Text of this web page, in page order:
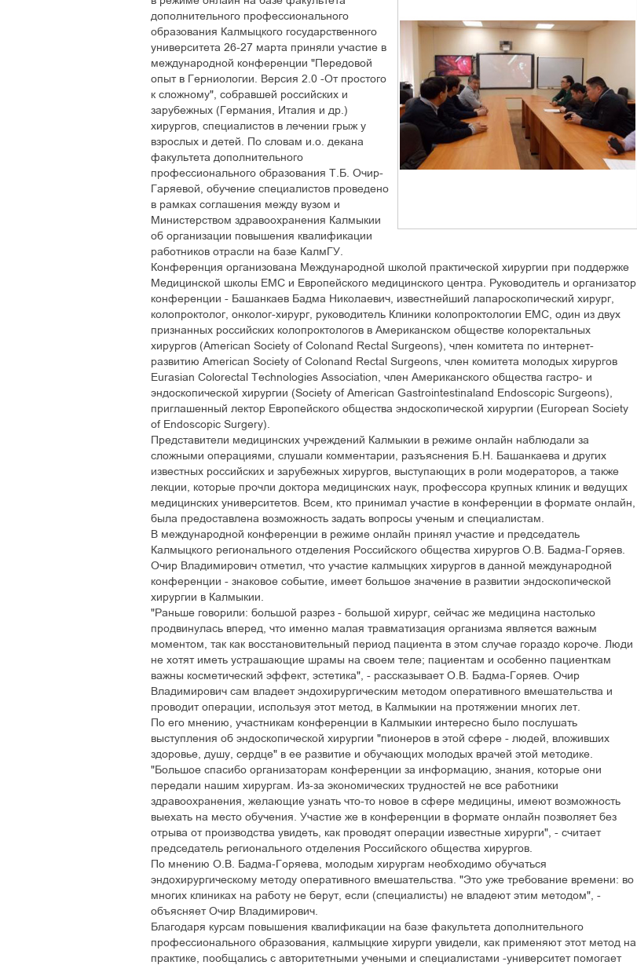
дополнительного профессионального
образования Калмыцкого государственного
университета 26-27 марта приняли участие в
международной конференции "Передовой
опыт в Герниологии. Версия 2.0 -От простого
к сложному", собравшей российских и
зарубежных (Германия, Италия и др.)
хирургов, специалистов в лечении грыж у
взрослых и детей. По словам и.о. декана
факультета дополнительного
профессионального образования Т.Б. Очир-
Гаряевой, обучение специалистов проведено
в рамках соглашения между вузом и
Министерством здравоохранения Калмыкии
об организации повышения квалификации
работников отрасли на базе КалмГУ.
Конференция организована Международной школой практической хирургии при поддержке
Медицинской школы ЕМС и Европейского медицинского центра. Руководитель и организатор
конференции - Башанкаев Бадма Николаевич, известнейший лапароскопический хирург,
колопроктолог, онколог-хирург, руководитель Клиники колопроктологии ЕМС, один из двух
признанных российских колопроктологов в Американском обществе колоректальных
хирургов (American Society of Colonand Rectal Surgeons), член комитета по интернет-
развитию American Society of Colonand Rectal Surgeons, член комитета молодых хирургов
Eurasian Colorectal Technologies Association, член Американского общества гастро- и
эндоскопической хирургии (Society of American Gastrointestinaland Endoscopic Surgeons),
приглашенный лектор Европейского общества эндоскопической хирургии (European Society
of Endoscopic Surgery).
Представители медицинских учреждений Калмыкии в режиме онлайн наблюдали за
сложными операциями, слушали комментарии, разъяснения Б.Н. Башанкаева и других
известных российских и зарубежных хирургов, выступающих в роли модераторов, а также
лекции, которые прочли доктора медицинских наук, профессора крупных клиник и ведущих
медицинских университетов. Всем, кто принимал участие в конференции в формате онлайн,
была предоставлена возможность задать вопросы ученым и специалистам.
В международной конференции в режиме онлайн принял участие и председатель
Калмыцкого регионального отделения Российского общества хирургов О.В. Бадма-Горяев.
Очир Владимирович отметил, что участие калмыцких хирургов в данной международной
конференции - знаковое событие, имеет большое значение в развитии эндоскопической
хирургии в Калмыкии.
"Раньше говорили: большой разрез - большой хирург, сейчас же медицина настолько
продвинулась вперед, что именно малая травматизация организма является важным
моментом, так как восстановительный период пациента в этом случае гораздо короче. Люди
не хотят иметь устрашающие шрамы на своем теле; пациентам и особенно пациенткам
важны косметический эффект, эстетика", - рассказывает О.В. Бадма-Горяев. Очир
Владимирович сам владеет эндохирургическим методом оперативного вмешательства и
проводит операции, используя этот метод, в Калмыкии на протяжении многих лет.
По его мнению, участникам конференции в Калмыкии интересно было послушать
выступления об эндоскопической хирургии "пионеров в этой сфере - людей, вложивших
здоровье, душу, сердце" в ее развитие и обучающих молодых врачей этой методике.
"Большое спасибо организаторам конференции за информацию, знания, которые они
передали нашим хирургам. Из-за экономических трудностей не все работники
здравоохранения, желающие узнать что-то новое в сфере медицины, имеют возможность
выехать на место обучения. Участие же в конференции в формате онлайн позволяет без
отрыва от производства увидеть, как проводят операции известные хирурги", - считает
председатель регионального отделения Российского общества хирургов.
По мнению О.В. Бадма-Горяева, молодым хирургам необходимо обучаться
эндохирургическому методу оперативного вмешательства. "Это уже требование времени: во
многих клиниках на работу не берут, если (специалисты) не владеют этим методом", -
объясняет Очир Владимирович.
Благодаря курсам повышения квалификации на базе факультета дополнительного
профессионального образования, калмыцкие хирурги увидели, как применяют этот метод на
практике, пообщались с авторитетными учеными и специалистами -университет помогает